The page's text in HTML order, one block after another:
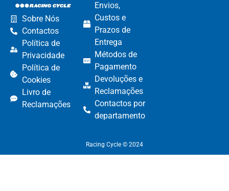
Sobre Nós
Contactos
Política de
Privacidade
Política de
Cookies
Livro de
Reclamações
Envios,
Custos e
Prazos de
Entrega
Métodos de
Pagamento​
Devoluções e
Reclamações​
Contactos por
departamento​
Racing Cycle © 2024